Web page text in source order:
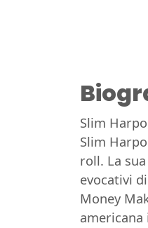
Slim
Slim
roll. La
evocativi
Money